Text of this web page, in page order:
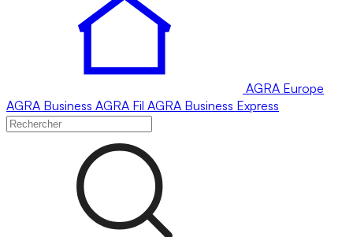
AGRA Europe
AGRA Business AGRA Fil AGRA Business Express